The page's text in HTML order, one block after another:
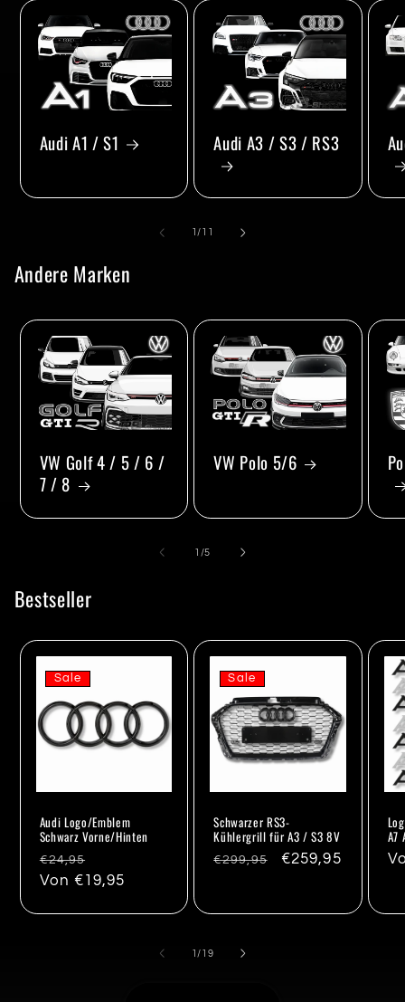
Audi A1 / S1 Audi A3 / S3 / RS3
1/von
Andere Marken
VW Golf 4 / 5 / 6 /
7 / 8
VW Polo 5/6
1 /von
5
Bestseller
Sale
Audi Logo/Emblem
Schwarz Vorne/Hinten
Normaler
Preis
€24,95
Von €19,95
Sale
Schwarzer RS3-
Kühlergrill für A3 / S3 8V
Normaler
€299,95 Verkaufspreis
€259,95
A7
1 /von
19